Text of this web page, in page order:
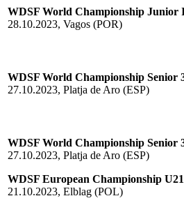
WDSF World Championship Junior
28.10.2023, Vagos (POR)
WDSF World Championship Senior
27.10.2023, Platja de Aro (ESP)
WDSF World Championship Senior
27.10.2023, Platja de Aro (ESP)
WDSF European Championship
21.10.2023, Elblag (POL)